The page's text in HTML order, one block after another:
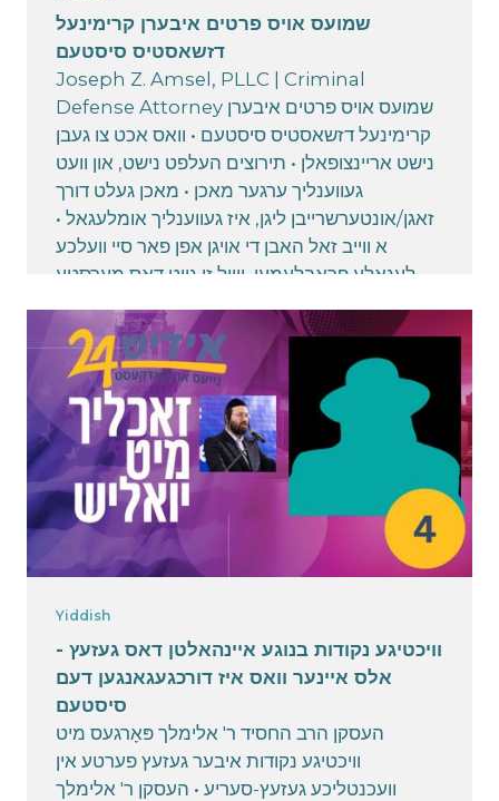
שמועס אויס פרטים איבערן קרימינעל
דזשאסטיס סיסטעם
Joseph Z. Amsel, PLLC | Criminal
Defense Attorney שמועס אויס פרטים איבערן
קרימינעל דזשאסטיס סיסטעם • וואס אכט צו געבן
נישט אריינצופאלן • תירוצים העלפט נישט, און וועט
געווענליך ערגער מאכן • מאכן געלט דורך
זאגן/אונטערשרייבן ליגן, איז געווענליך אומלעגאל •
א ווייב זאל האבן די אויגן אפן פאר סיי וועלכע
לעגאלע פראבלעמען, ווייל זי גייט דאס מערסטע
שווערערע פראבלעמען אויב מ'פאלט אריין אין
געזעצליכע פראבלעמען • וואס אכט צו געבן אויב
מ'האט א גאן אין באזיץ? • דרייוון
אנגעטרונקענערהייט איז גארנישט קיין וויץ
March 17, 2025
Yiddish
וויכטיגע נקודות בנוגע איינהאלטן דאס געזעץ -
אלס איינער וואס איז דורכגעגאנגען דעם
סיסטעם
העסקן הרב החסיד ר' אלימלך פּאָרגעס מיט
וויכטיגע נקודות איבער געזעץ פערטע אין
וועכנטליכע געזעץ-סעריע • העסקן ר' אלימלך